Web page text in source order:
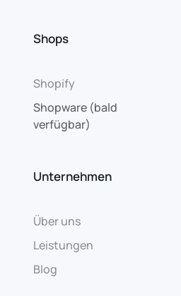
Shops
Shopify
Shopware (bald
verfügbar)
Unternehmen
Über uns
Leistungen
Blog